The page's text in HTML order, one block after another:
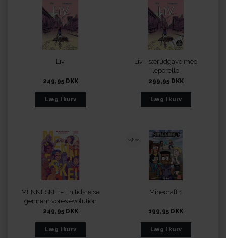
Liv
249,95 DKK
Liv - særudgave med
leporello
299,95 DKK
MENNESKE! – En tidsrejse
gennem vores evolution
249,95 DKK
Nyhed
Minecraft 1
199,95 DKK